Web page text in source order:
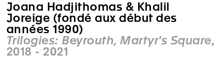
Joana Hadjithomas & Khalil
Joreige (fondé aux début des
années 1990)
Trilogies: Beyrouth, Martyr's Square,
2018 - 2021